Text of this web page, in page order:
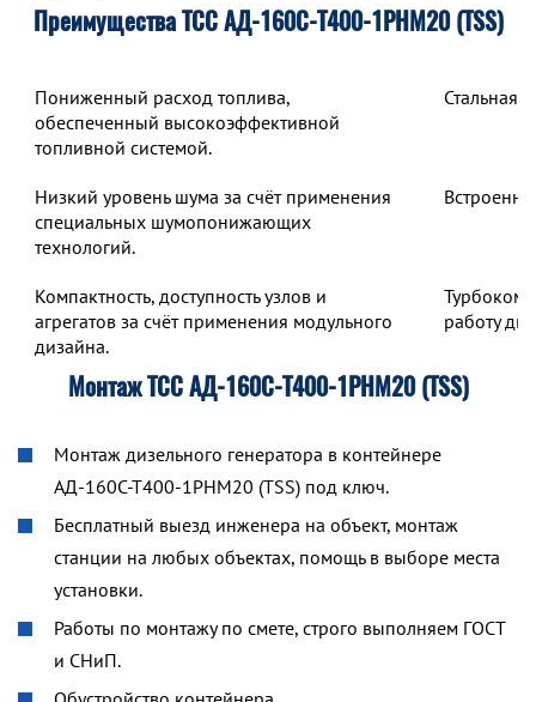
Преимущества ТСС АД-160С-Т400-1РНМ20 (TSS)
Пониженный расход топлива,
обеспеченный высокоэффективной
топливной системой.
Стальная
Низкий уровень шума за счёт применения
специальных шумопонижающих
технологий.
Компактность, доступность узлов и
агрегатов за счёт применения модульного
дизайна.
работу
Монтаж ТСС АД-160С-Т400-1РНМ20 (TSS)
Монтаж дизельного генератора в контейнере
АД-160С-Т400-1РНМ20 (TSS) под ключ.
Бесплатный выезд инженера на объект, монтаж
станции на любых объектах, помощь в выборе места
установки.
Работы по монтажу по смете, строго выполняем ГОСТ
и СНиП.